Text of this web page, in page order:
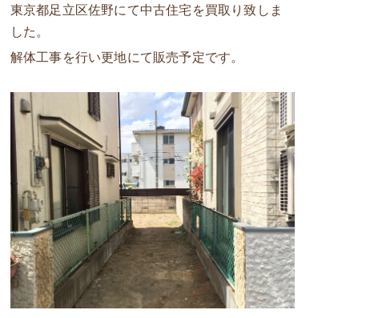
東京都足立区佐野にて中古住宅を買取り致しま
した。
解体工事を行い更地にて販売予定です。